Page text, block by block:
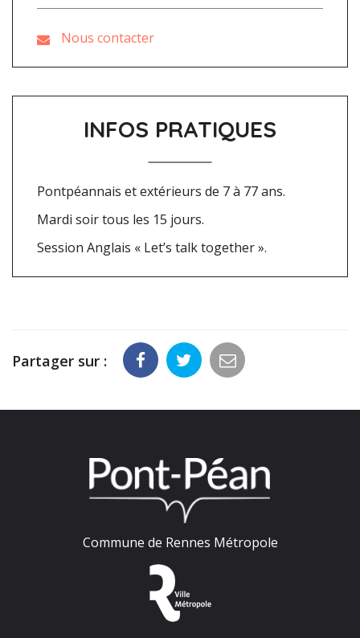
Nous contacter
INFOS PRATIQUES
Pontpéannais et extérieurs de 7 à 77 ans.
Mardi soir tous les 15 jours.
Session Anglais « Let’s talk together ».
Partager sur :
Commune de Rennes Métropole